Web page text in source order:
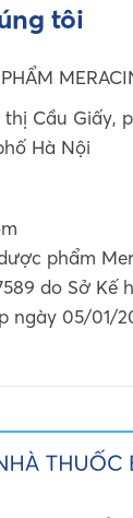
tôi
thị Cầu Giấy,
Hà Nội
phẩm
do Sở Kế
ngày 05/01/